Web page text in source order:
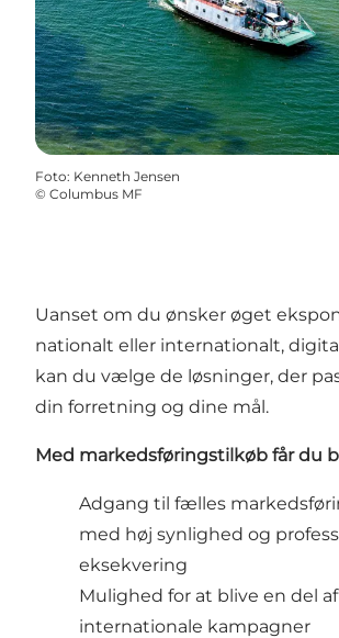
Foto: Kenneth Jensen
© Columbus MF
Uanset om du ønsker øget
nationalt eller internationalt,
kan du vælge de løsninger, der
din forretning og dine mål.
Med markedsføringstilkøb får du
Adgang til fælles
med høj synlighed og
eksekvering
Mulighed for at blive en del
internationale kampagner